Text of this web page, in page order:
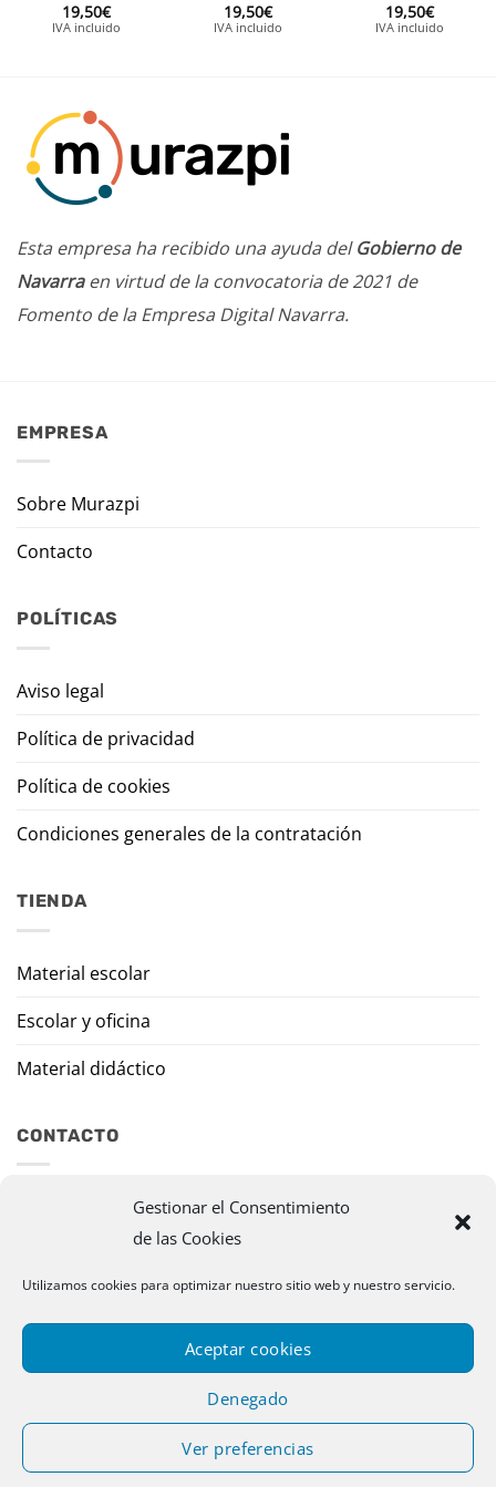
Gestionar el Consentimiento
de las Cookies
Utilizamos cookies para optimizar nuestro sitio web y nuestro servicio.
Aceptar cookies
Denegado
Ver preferencias
19,50€
IVA incluido
19,50€
IVA incluido
19,50€
IVA incluido
Esta empresa ha recibido una ayuda delGobierno de
Navarraen virtud de la convocatoria de 2021 de
Fomento de la Empresa Digital Navarra.
EMPRESA
Sobre Murazpi
Contacto
POLÍTICAS
Aviso legal
Política de privacidad
Política de cookies
Condiciones generales de la contratación
TIENDA
Material escolar
Escolar y oficina
Material didáctico
CONTACTO
Travesía Tomas de Burgui, 8 31013 Ansoáin (Navarra)
948 234 436 – 623 195 518